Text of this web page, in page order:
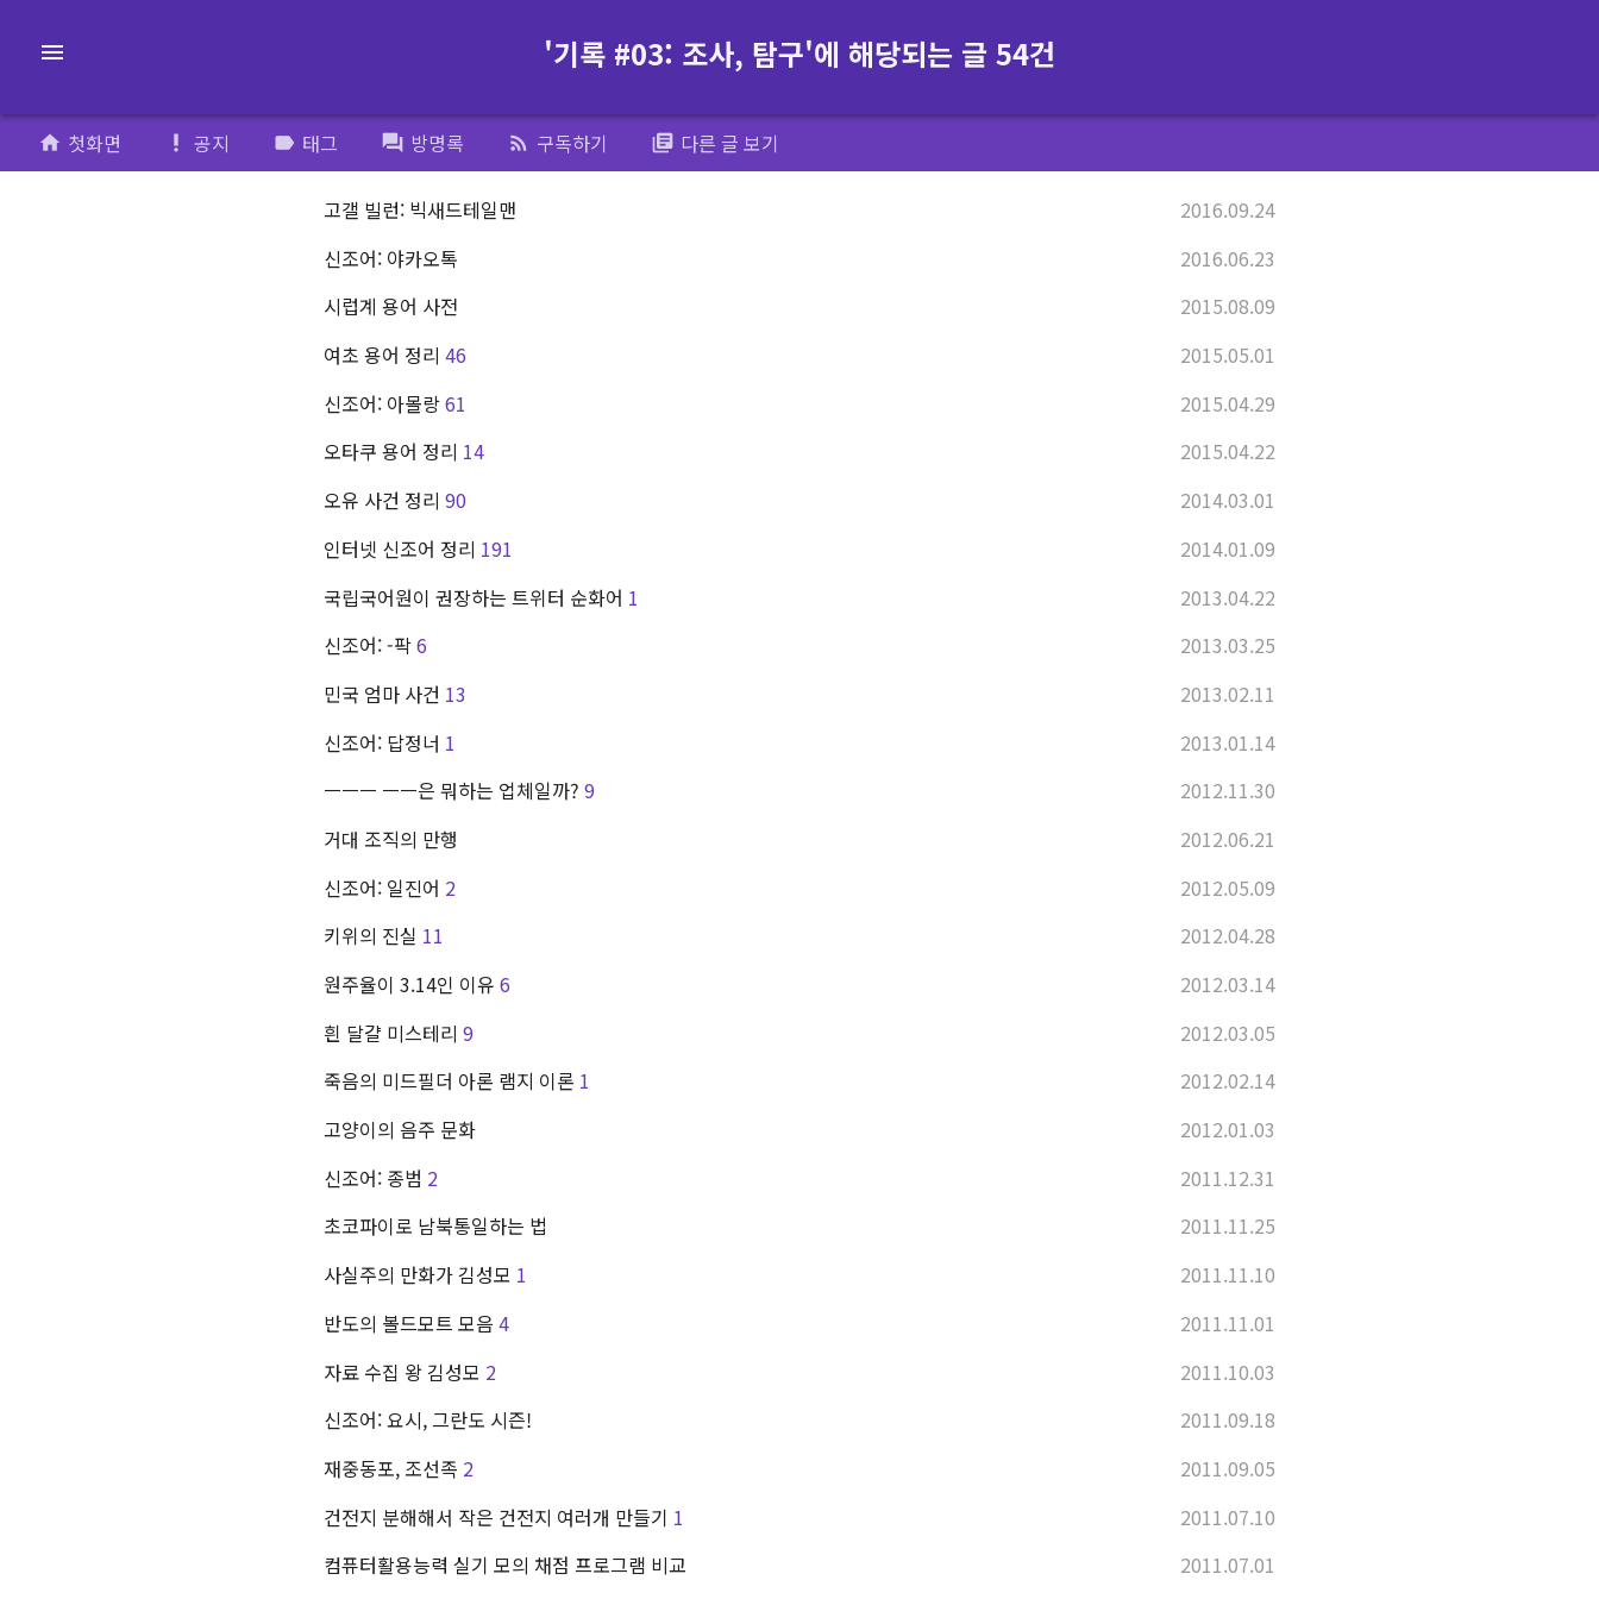
'기록 #03: 조사, 탐구'에 해당되는 글 54건
home 첫화면 priority_high 공지 label 태그 forum 방명록 rss_feed 구독하기 library_books 다른 글 보기
menu
고갤 빌런: 빅새드테일맨
2016.09.24
신조어: 야카오톡
2016.06.23
시럽계 용어 사전
2015.08.09
여초 용어 정리 46
2015.05.01
신조어: 아몰랑61
2015.04.29
오타쿠 용어 정리 14
2015.04.22
오유 사건 정리 90
2014.03.01
인터넷 신조어 정리 191
2014.01.09
국립국어원이 권장하는 트위터 순화어 1
2013.04.22
신조어: -팍6
2013.03.25
민국 엄마 사건 13
2013.02.11
신조어: 답정너 1
2013.01.14
ㅡㅡㅡ ㅡㅡ은 뭐하는 업체일까? 9
2012.11.30
거대 조직의 만행
2012.06.21
신조어: 일진어 2
2012.05.09
키위의 진실 11
2012.04.28
원주율이 3.14인 이유 6
2012.03.14
흰 달걀 미스테리 9
2012.03.05
죽음의 미드필더 아론 램지 이론 1
2012.02.14
고양이의 음주 문화
2012.01.03
신조어: 종범 2
2011.12.31
초코파이로 남북통일하는 법
2011.11.25
사실주의 만화가 김성모 1
2011.11.10
반도의 볼드모트 모음 4
2011.11.01
자료 수집 왕 김성모 2
2011.10.03
신조어: 요시, 그란도 시즌!
2011.09.18
재중동포, 조선족 2
2011.09.05
건전지 분해해서 작은 건전지 여러개 만들기 1
2011.07.10
컴퓨터활용능력 실기 모의 채점 프로그램 비교
2011.07.01